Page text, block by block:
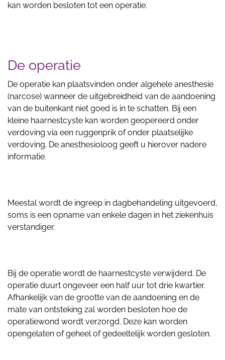
kan worden besloten tot een operatie.
De operatie
De operatie kan plaatsvinden onder algehele anesthesie
(narcose) wanneer de uitgebreidheid van de aandoening
van de buitenkant niet goed is in te schatten. Bij een
kleine haarnestcyste kan worden geopereerd onder
verdoving via een ruggenprik of onder plaatselijke
verdoving. De anesthesioloog geeft u hierover nadere
informatie.
Meestal wordt de ingreep in dagbehandeling uitgevoerd,
soms is een opname van enkele dagen in het ziekenhuis
verstandiger.
Bij de operatie wordt de haarnestcyste verwijderd. De
operatie duurt ongeveer een half uur tot drie kwartier.
Afhankelijk van de grootte van de aandoening en de
mate van ontsteking zal worden besloten hoe de
operatiewond wordt verzorgd. Deze kan worden
opengelaten of geheel of gedeeltelijk worden gesloten.